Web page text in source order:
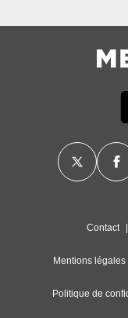
Contact
Mentions
Politique de